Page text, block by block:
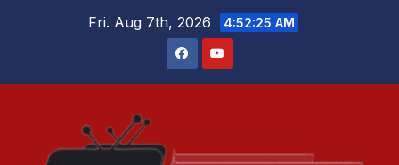
Fri. Aug 7th, 2026 4:52:25 AM